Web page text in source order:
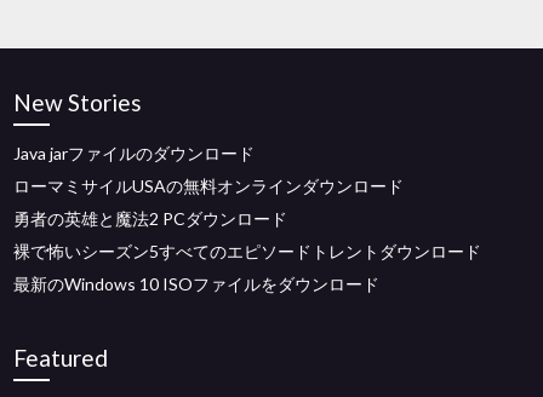
New Stories
Java jarファイルのダウンロード
ローマミサイルUSAの無料オンラインダウンロード
勇者の英雄と魔法2 PCダウンロード
裸で怖いシーズン5すべてのエピソードトレントダウンロード
最新のWindows 10 ISOファイルをダウンロード
Featured